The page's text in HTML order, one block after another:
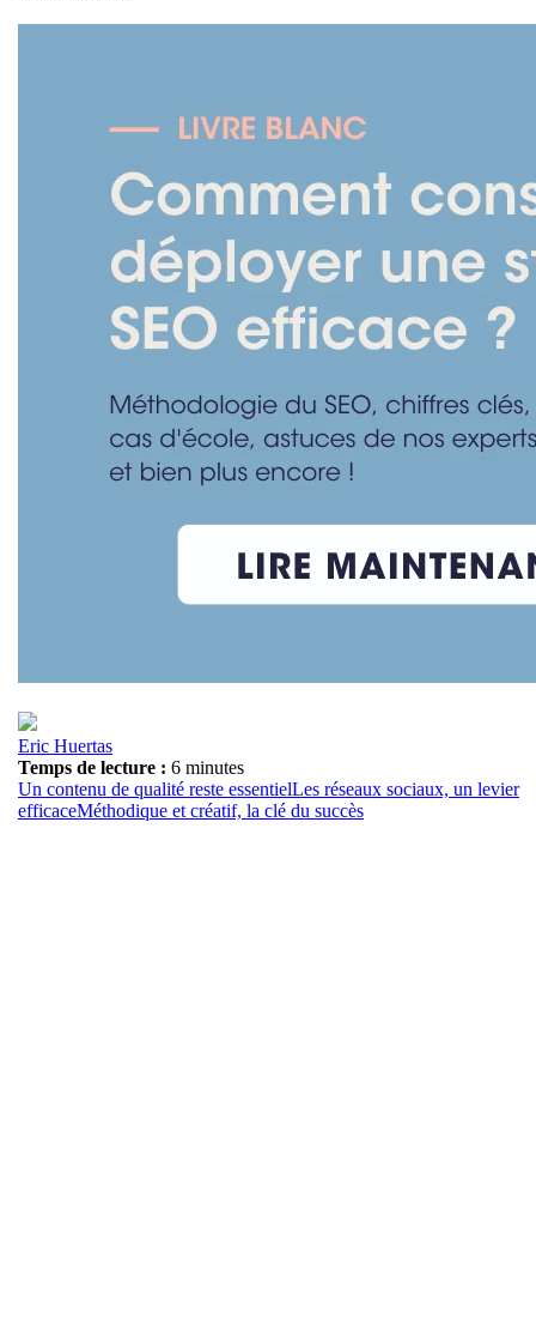
Eric Huertas
Temps de lecture : 6 minutes
Un contenu de qualité reste essentielLes réseaux sociaux, un levier
efficaceMéthodique et créatif, la clé du succès